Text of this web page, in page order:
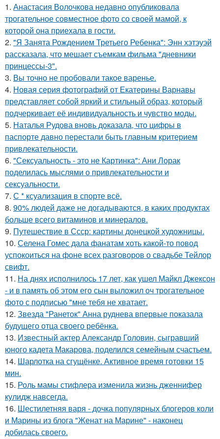
1. Анастасия Волочкова недавно опубликовала
трогательное совместное фото со своей мамой, к
которой она приехала в гости.
2. "Я Занята Рождением Третьего Ребенка": Энн хэтэуэй
рассказала, что мешает съемкам фильма "дневники
принцессы-3".
3. Вы точно не пробовали такое варенье.
4. Новая серия фотографий от Екатерины Варнавы
представляет собой яркий и стильный образ, который
подчеркивает её индивидуальность и чувство моды.
5. Наталья Рудова вновь доказала, что цифры в
паспорте давно перестали быть главным критерием
привлекательности.
6. "Сексуальность - это не Картинка": Ани Лорак
поделилась мыслями о привлекательности и
сексуальности.
7. С * ксуализация в спорте всё.
8. 90% людей даже не догадываются, в каких продуктах
больше всего витаминов и минералов.
9. Путешествие в Ссср: картины донецкой художницы.
10. Селена Гомес дала фанатам хоть какой-то повод
успокоиться на фоне всех разговоров о свадьбе Тейлор
свифт.
11. На днях исполнилось 17 лет, как ушел Майкл Джексон
- и в память об этом его сын выложил оч трогательное
фото с подписью "мне тебя не хватает.
12. Звезда "Ранеток" Анна руднева впервые показала
будущего отца своего ребёнка.
13. Известный актер Александр Головин, сыгравший
юного кадета Макарова, поделился семейным счастьем.
14. Шарлотка на сгущёнке. Активное время готовки 15
мин.
15. Роль мамы стифлера изменила жизнь дженнифер
кулидж навсегда.
16. Шестилетняя варя - дочка популярных блогеров коли
и Марины из блога "Женат на Марине" - наконец
добилась своего.